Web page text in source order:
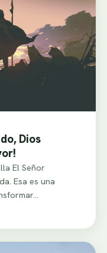
Dios
El Señor
Esa es una